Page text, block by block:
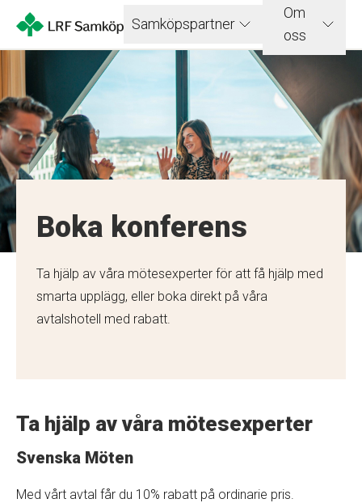
Samköpspartner
Om
oss
Boka konferens
Ta hjälp av våra mötesexperter för att få hjälp med
smarta upplägg, eller boka direkt på våra
avtalshotell med rabatt.
Ta hjälp av våra mötesexperter
Svenska Möten
Med vårt avtal får du 10% rabatt på ordinarie pris.